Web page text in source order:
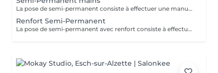
La pose de semi-permanent consiste à effectuer une manucure simple et poser un vernis semi-permanent sur les ongles naturels pour une tenue de 3 à 4 semaines. La dépose de semi-permanent consiste à retirer le semi-permanent présent sur les ongles. MERCI DE SÉLECTIONNER LES DÉCORATIONS EN SUPPLÉMENT (french, babyboomer, strass,) QUE VOUS SOUHAITEZ FAIRE À CHAQUE RENDEZ-VOUS.
Renfort Semi-Permanent
La pose de semi-permanent avec renfort consiste à effectuer une manucure simple et poser un vernis semi-permanent sur une base renforçante pour une tenue plus longue, sans casse, pour une tenue de 3 à 4 semaines. MERCI DE SÉLECTIONNER LES DÉCORATIONS EN SUPPLÉMENT (french, babyboomer, strass,) QUE VOUS SOUHAITEZ FAIRE À CHAQUE RENDEZ-VOUS.